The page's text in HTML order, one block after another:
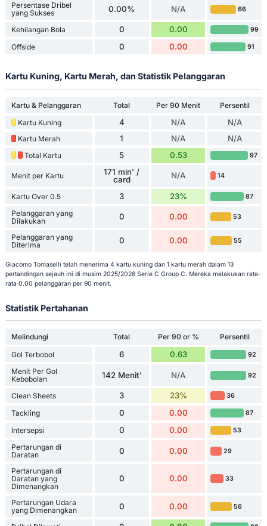
Persentase Dribel
yang Sukses
0.00% N/A 66
Kehilangan Bola 0 0.00 99
Offside 0 0.00 91
Kartu Kuning, Kartu Merah, dan Statistik Pelanggaran
Kartu & Pelanggaran Total Per 90 Menit
Persentil
Kartu Kuning
4 N/A N/A
Kartu Merah 1 N/A N/A
Total Kartu 5 0.53 97
Menit per Kartu
171 min' /
card
N/A 14
Kartu Over 0.5 3 23% 87
Pelanggaran yang
Dilakukan
0 0.00 53
Pelanggaran yang
Diterima
0 0.00 55
Giacomo Tomaselli telah menerima 4 kartu kuning dan 1 kartu merah dalam 13
pertandingan sejauh ini di musim 2025/2026 Serie C Group C. Mereka melakukan rata-
rata 0.00 pelanggaran per 90 menit.
Statistik Pertahanan
Melindungi Total Per 90 or %
Persentil
Gol Terbobol
6 0.63 92
Menit Per Gol
Kebobolan
142 Menit' N/A 92
Clean Sheets 3 23% 36
Tackling 0 0.00 87
Intersepsi 0 0.00 53
Pertarungan di
Daratan
0 0.00 29
Pertarungan di
Daratan yang
Dimenangkan
0 0.00 33
Pertarungan Udara
yang Dimenangkan
0 0.00 56